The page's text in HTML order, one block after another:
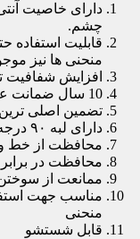
دارای خاصیت
چشم.
قابلیت
منحنی ها نیز
افزایش شفافیت
10 سال ضمانت عدم تغییر رنگ و کیفیت
تضمین اصلی
دارای لبه ۹۰ درجه و دو بند در طرفین و خم یک تکه و سراسری
محافظت از خط و
محافظت در
ممانعت از
منحنی
قابل شستشو